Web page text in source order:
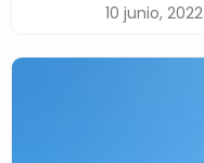
10 junio, 2022